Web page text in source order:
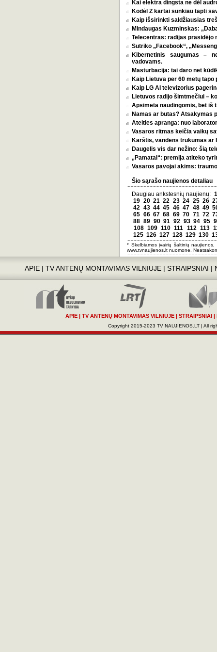
Kai elektra dingsta ne dėl
Kodėl Z kartai sunkiau tapti
Kaip išsirinkti saldžiausias
Mindaugas Kuzminskas:
Telecentras: radijas prasidėjo
Sutriko „Facebook“,
Kibernetinis saugumas –
vadovams.
Masturbacija: tai daro net
Kaip Lietuva per 60 metų
Kaip LG AI televizorius
Lietuvos radijo šimtmečiui –
Apsimeta naudingomis, bet iš
Namas ar butas? Atsakymas
Ateities apranga: nuo
Vasaros ritmas keičia vaikų
Karštis, vandens trūkumas ar
Daugelis vis dar nežino: šią
„Pamatai“: premija atiteko
Vasaros pavojai akims:
Šio sąrašo naujienos detaliau
Daugiau ankstesnių naujienų: 1
19 20 21 22 23 24 25 26
42 43 44 45 46 47 48 49
65 66 67 68 69 70 71 72
88 89 90 91 92 93 94 95
108 109 110 111 112 113
125 126 127 128 129 130
* Skelbiamos įvairių šaltinių
www.tvnaujienos.lt nuomone.
APIE| TV ANTENŲ MONTAVIMAS VILNIUJE| STRAIPSNIAI |
APIE | TV ANTENŲ MONTAVIMAS VILNIUJE | STRAIPSNIAI |
Copyright 2015-2023 TV NAUJIENOS.LT | All